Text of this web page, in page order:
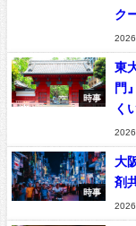
ク
時事
東
門
く
時事
大
剤